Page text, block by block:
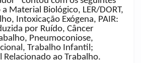
Material Biológico, LER/DORT,
Intoxicação Exógena, PAIR:
por Ruído, Câncer
Pneumoconiose,
Trabalho Infantil;
ao Trabalho.